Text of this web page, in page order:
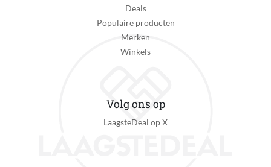
Deals
Populaire producten
Merken
Winkels
Volg ons op
LaagsteDeal op X